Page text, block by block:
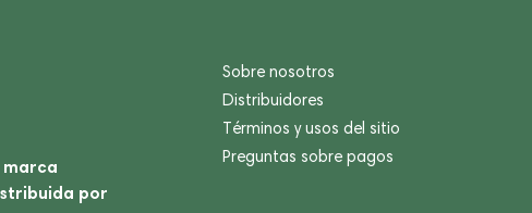
marca
por
Sobre nosotros
Distribuidores
Términos y usos del sitio
Preguntas sobre pagos